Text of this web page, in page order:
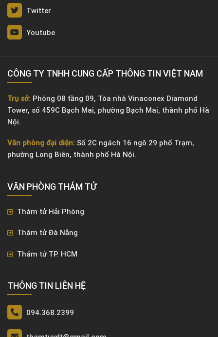
Twitter
Youtube
CÔNG TY TNHH CUNG CẤP THÔNG TIN VIỆT NAM
Trụ sở: Phòng 08 tầng 09, Tòa nhà Vinaconex Diamond
Tower, số 459C Bạch Mai, phường Bạch Mai, thành phố Hà
Nội.
Văn phòng đại diện: Số 2C ngách 16 ngõ 29 phố Trạm,
phường Long Biên, thành phố Hà Nội.
VĂN PHÒNG ​THÁM TỬ
Thám tử Hải Phòng
Thám tử Đà Nẵng
Thám tử TP. HCM
THÔNG TIN LIÊN HỆ
094.368.2399